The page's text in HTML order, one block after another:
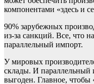
компонентами «здесь и
90% зарубежных
из-за санкций. Все, что
параллельный импорт.
У мировых
склады. И параллельный
выгоден. Главное, чтобы